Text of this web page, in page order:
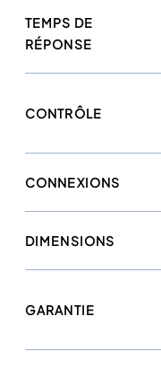
i
s
TEMPS DE
RÉPONSE
CONTRÔLE
CONNEXIONS
DIMENSIONS
GARANTIE